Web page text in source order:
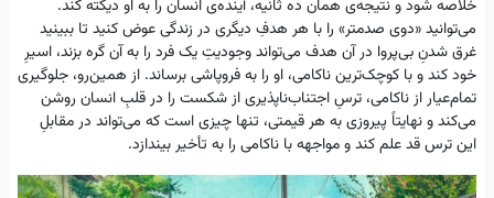
خلاصه شود و نتیجه‌ی همان ده ثانیه، آینده‌ی انسان را به او دیکته کند.
می‌توانید «دوی صدمتر» را با هر هدفِ دیگری در زندگی عوض کنید تا ببینید
غرق شدنِ بی‌پروا در آن هدف می‌تواند وجودیتِ یک فرد را به آن گره بزند، اسیرِ
خود کند و با کوچک‌ترین ناکامی، او را به فروپاشی برساند. از‌ همین‌رو، جلوگیری
تمام‌عیار از ناکامی، ترسِ اجتناب‌‌ناپذیری از شکست را در قلبِ انسان روشن
می‌کند و نهایتاً پیروزی به هر قیمتی، تنها چیزی است که می‌تواند در مقابلِ
این ترس قد علم کند و مواجهه با ناکامی را به تأخیر بیندازد.